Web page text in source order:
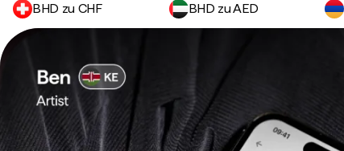
BHD zu CHF BHD zu AED